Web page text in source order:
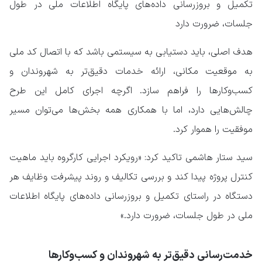
تکمیل و بروزرسانی داده‌های پایگاه اطلاعات ملی در طول
جلسات، ضرورت دارد
هدف اصلی، باید دستیابی به سیستمی باشد که با اتصال کد ملی
به موقعیت مکانی، ارائه خدمات دقیق‌تر به شهروندان و
کسب‌وکارها را فراهم سازد. ️اگرچه اجرای کامل این طرح
چالش‌هایی دارد، اما با همکاری همه بخش‌ها می‌توان مسیر
موفقیت را هموار کرد.
سید ستار هاشمی تاکید کرد: «رویکرد اجرایی کارگروه باید ماهیت
کنترل پروژه پیدا کند و بررسی تکالیف و روند پیشرفت وظایف هر
دستگاه در راستای تکمیل و بروزرسانی داده‌های پایگاه اطلاعات
ملی در طول جلسات، ضرورت دارد.»
خدمت‌رسانی دقیق‌تر به شهروندان و کسب‌وکارها